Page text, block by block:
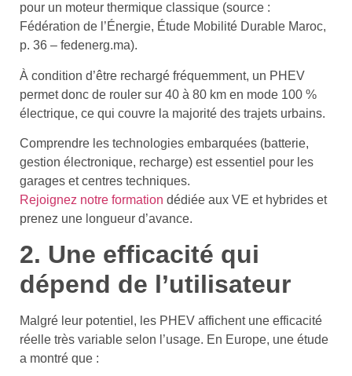
pour un moteur thermique classique (source :
Fédération de l’Énergie, Étude Mobilité Durable Maroc,
p. 36 – fedenerg.ma).
À condition d’être rechargé fréquemment, un PHEV
permet donc de rouler sur 40 à 80 km en mode 100 %
électrique, ce qui couvre la majorité des trajets urbains.
Comprendre les technologies embarquées (batterie,
gestion électronique, recharge) est essentiel pour les
garages et centres techniques.
Rejoignez notre formation dédiée aux VE et hybrides et
prenez une longueur d’avance.
2. Une efficacité qui
dépend de l’utilisateur
Malgré leur potentiel, les PHEV affichent une efficacité
réelle très variable selon l’usage. En Europe, une étude
a montré que :